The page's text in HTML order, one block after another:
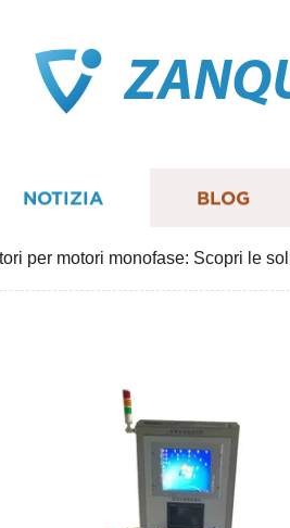
NOTIZIA BLOG
per motori monofase: Scopri le